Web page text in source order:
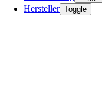
Hersteller Toggle